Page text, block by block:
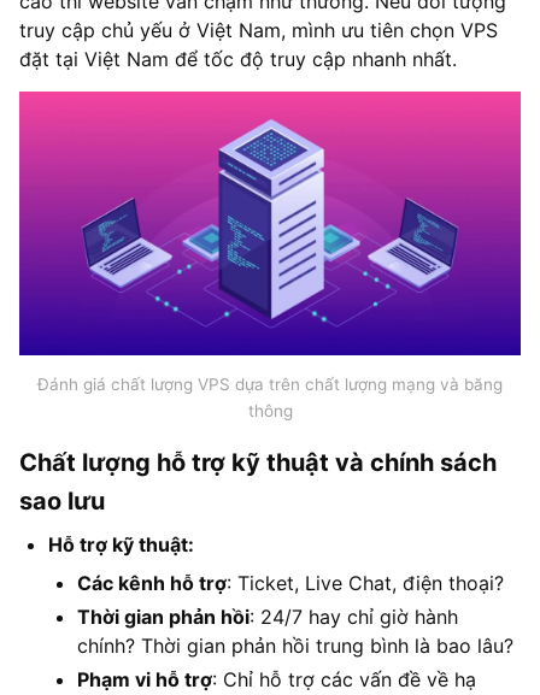
truy cập chủ yếu ở Việt Nam, mình ưu tiên chọn VPS
đặt tại Việt Nam để tốc độ truy cập nhanh nhất.
Đánh giá chất lượng VPS dựa trên chất lượng mạng và băng
thông
Chất lượng hỗ trợ kỹ thuật và chính sách
sao lưu
Hỗ trợ kỹ thuật:
Các kênh hỗ trợ: Ticket, Live Chat, điện thoại?
Thời gian phản hồi: 24/7 hay chỉ giờ hành
chính? Thời gian phản hồi trung bình là bao lâu?
Phạm vi hỗ trợ: Chỉ hỗ trợ các vấn đề về hạ